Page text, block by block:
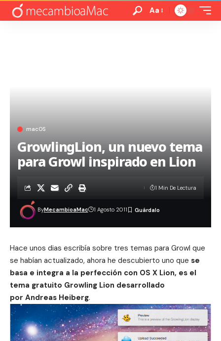
Aa
macOS
GrowlingLion, un nuevo tema
para Growl inspirado en Lion
ByMecambioaMac 1 Agosto 2011
1 Min De Lectura
Hace unos dias escribía sobre tres temas para Growl que
se habían actualizado, ahora he descubierto uno que se
basa e integra a la perfección con OS X Lion, es el
tema gratuito Growling Lion desarrollado
por Andreas Heiberg.